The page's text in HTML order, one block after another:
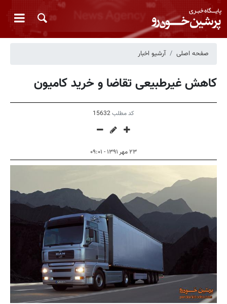
صفحه اصلی آرشیو اخبار
کاهش غیرطبیعی تقاضا و خرید کامیون
کد مطلب15632
۲۳ مهر ۱۳۹۱ - ۰۹:۰۱